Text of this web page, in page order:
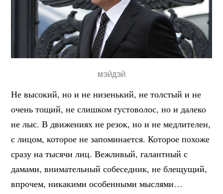
МЭЙДЭЙ
Не высокий, но и не низенький, не толстый и не
очень тощий, не слишком густоволос, но и далеко
не лыс. В движениях не резок, но и не медлителен,
с лицом, которое не запоминается. Которое похоже
сразу на тысячи лиц. Вежливый, галантный с
дамами, внимательный собеседник, не блещущий,
впрочем, никакими особенными мыслями…